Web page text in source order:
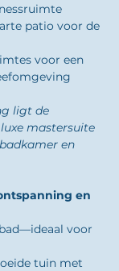
patio voor de
voor een
ligt de
mastersuite
en
en
voor
tuin met